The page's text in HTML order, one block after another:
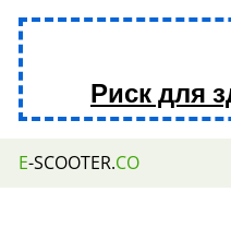
Риск для
E-SCOOTER.CO